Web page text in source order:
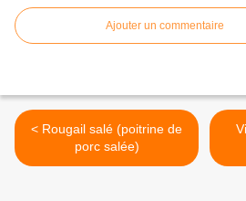
Ajouter un commentaire
< Rougail salé (poitrine de
porc salée)